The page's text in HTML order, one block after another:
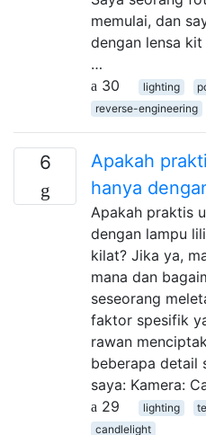
memulai, dan
dengan lensa
…
30
lighting
reverse-engineering
6
Apakah
hanya
Apakah praktis
dengan lampu
kilat? Jika ya,
mana dan
seseorang
faktor spesifik
rawan
beberapa detail
saya: Kamera:
29
lighting
candlelight